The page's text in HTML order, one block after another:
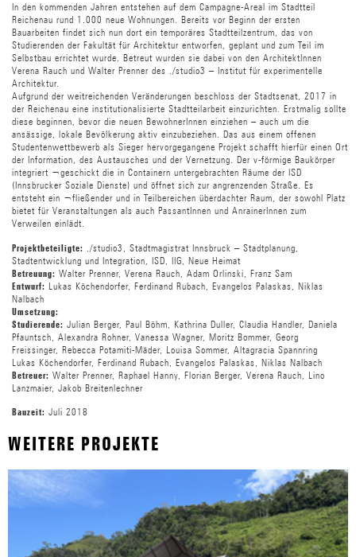
In den kommenden Jahren entstehen auf dem Campagne-Areal im Stadtteil
Reichenau rund 1.000 neue Wohnungen. Bereits vor Beginn der ersten
Bauarbeiten findet sich nun dort ein temporäres Stadtteilzentrum, das von
Studierenden der Fakultät für Architektur entworfen, geplant und zum Teil im
Selbstbau errichtet wurde. Betreut wurden sie dabei von den ArchitektInnen
Verena Rauch und Walter Prenner des ./studio3 – Institut für experimentelle
Architektur.
Aufgrund der weitreichenden Veränderungen beschloss der Stadtsenat, 2017 in
der Reichenau eine institutionalisierte Stadtteilarbeit einzurichten. Erstmalig sollte
diese beginnen, bevor die neuen BewohnerInnen einziehen – auch um die
ansässige, lokale Bevölkerung aktiv einzubeziehen. Das aus einem offenen
Studentenwettbewerb als Sieger hervorgegangene Projekt schafft hierfür einen Ort
der Information, des Austausches und der Vernetzung. Der v-förmige Baukörper
integriert ¬geschickt die in Containern untergebrachten Räume der ISD
(Innsbrucker Soziale Dienste) und öffnet sich zur angrenzenden Straße. Es
entsteht ein ¬fließender und in Teilbereichen überdachter Raum, der sowohl Platz
bietet für Veranstaltungen als auch PassantInnen und AnrainerInnen zum
Verweilen einlädt.
Projektbeteiligte:
./studio3, Stadtmagistrat Innsbruck – Stadtplanung,
Stadtentwicklung und Integration, ISD, IIG, Neue Heimat
Betreuung: Walter Prenner, Verena Rauch, Adam Orlinski, Franz Sam
Entwurf: Lukas Köchendorfer, Ferdinand Rubach, Evangelos Palaskas, Niklas
Nalbach
Umsetzung:
Studierende: Julian Berger, Paul Böhm, Kathrina Duller, Claudia Handler, Daniela
Pfauntsch, Alexandra Rohner, Vanessa Wagner, Moritz Bommer, Georg
Freissinger, Rebecca Potamiti-Mäder, Louisa Sommer, Altagracia Spannring
Lukas Köchendorfer, Ferdinand Rubach, Evangelos Palaskas, Niklas Nalbach
Betreuer: Walter Prenner, Raphael Hanny, Florian Berger, Verena Rauch, Lino
Lanzmaier, Jakob Breitenlechner
Bauzeit: Juli 2018
WEITERE PROJEKTE